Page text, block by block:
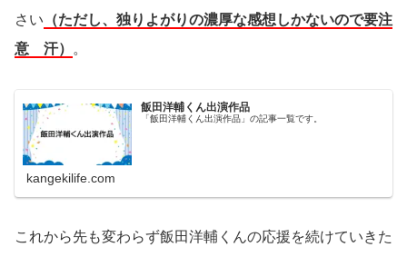
さい （ただし、独りよがりの濃厚な感想しかないので要注
意 汗）
。
飯田洋輔くん出演作品
「飯田洋輔くん出演作品」の記事一覧です。
kangekilife.com
これから先も変わらず飯田洋輔くんの応援を続けていきた